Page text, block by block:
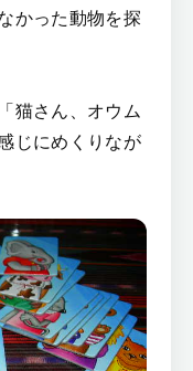
かった動物を探
猫さん、オウム
じにめくりなが